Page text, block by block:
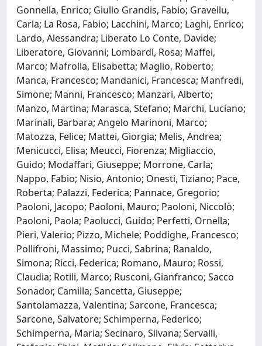
Gonnella, Enrico; Giulio Grandis, Fabio; Gravellu,
Carla; La Rosa, Fabio; Lacchini, Marco; Laghi, Enrico;
Lardo, Alessandra; Liberato Lo Conte, Davide;
Liberatore, Giovanni; Lombardi, Rosa; Maffei,
Marco; Mafrolla, Elisabetta; Maglio, Roberto;
Manca, Francesco; Mandanici, Francesca; Manfredi,
Simone; Manni, Francesco; Manzari, Alberto;
Manzo, Martina; Marasca, Stefano; Marchi, Luciano;
Marinali, Barbara; Angelo Marinoni, Marco;
Matozza, Felice; Mattei, Giorgia; Melis, Andrea;
Menicucci, Elisa; Meucci, Fiorenza; Migliaccio,
Guido; Modaffari, Giuseppe; Morrone, Carla;
Nappo, Fabio; Nisio, Antonio; Onesti, Tiziano; Pace,
Roberta; Palazzi, Federica; Pannace, Gregorio;
Paoloni, Jacopo; Paoloni, Mauro; Paoloni, Niccolò;
Paoloni, Paola; Paolucci, Guido; Perfetti, Ornella;
Pieri, Valerio; Pizzo, Michele; Poddighe, Francesco;
Pollifroni, Massimo; Pucci, Sabrina; Ranaldo,
Simona; Ricci, Federica; Romano, Mauro; Rossi,
Claudia; Rotili, Marco; Rusconi, Gianfranco; Sacco
Sonador, Camilla; Sancetta, Giuseppe;
Santolamazza, Valentina; Sarcone, Francesca;
Sarcone, Salvatore; Schimperna, Federico;
Schimperna, Maria; Secinaro, Silvana; Servalli,